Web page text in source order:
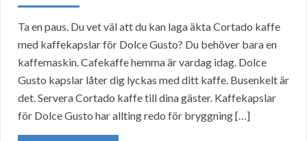
Ta en paus. Du vet väl att du kan laga äkta Cortado kaffe
med kaffekapslar för Dolce Gusto? Du behöver bara en
kaffemaskin. Cafekaffe hemma är vardag idag. Dolce
Gusto kapslar låter dig lyckas med ditt kaffe. Busenkelt är
det. Servera Cortado kaffe till dina gäster. Kaffekapslar
för Dolce Gusto har allting redo för bryggning […]